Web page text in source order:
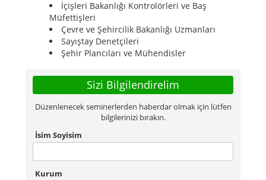
İçişleri Bakanlığı Kontrolörleri ve Baş
Müfettişleri
Çevre ve Şehircilik Bakanlığı Uzmanları
Sayıştay Denetçileri
Şehir Plancıları ve Mühendisler
Sizi Bilgilendirelim
Düzenlenecek seminerlerden haberdar olmak için lütfen
bilgilerinizi bırakın.
İsim Soyisim
Kurum